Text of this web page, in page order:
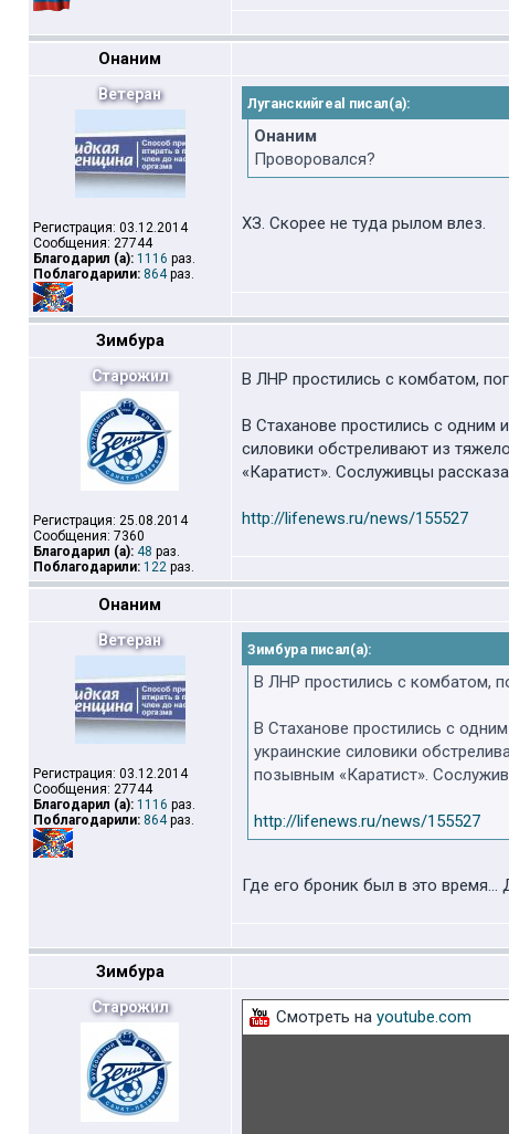
Онаним
Ветеран
Регистрация: 03.12.2014
Сообщения: 27744
Благодарил (а): 1116 раз.
Поблагодарили: 864раз.
Луганскийreal писал(а):
Онаним
Проворовался?
ХЗ. Скорее не туда рылом влез.
Зимбура
Старожил
Регистрация: 25.08.2014
Сообщения: 7360
Благодарил (а): 48 раз.
Поблагодарили: 122 раз.
В ЛНР простились с комбатом,
В Стаханове простились с одним
силовики обстреливают из
«Каратист». Сослуживцы
http://lifenews.ru/news/155527
Онаним
Ветеран
Регистрация: 03.12.2014
Сообщения: 27744
Благодарил (а): 1116 раз.
Поблагодарили: 864раз.
Зимбура писал(а):
В ЛНР простились с комбатом,
В Стаханове простились с
украинские силовики
позывным «Каратист».
http://lifenews.ru/news/155527
Где его броник был в это время...
Зимбура
Старожил Смотреть на youtube.com